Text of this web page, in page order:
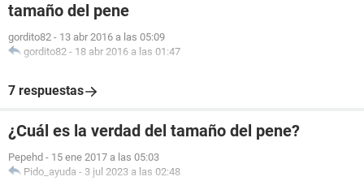
tamaño del pene
gordito82 - 13 abr 2016 a las 05:09
gordito82 - 18 abr 2016 a las 01:47
7 respuestas
¿Cuál es la verdad del tamaño del pene?
Pepehd - 15 ene 2017 a las 05:03
Pido_ayuda - 3 jul 2023 a las 02:48